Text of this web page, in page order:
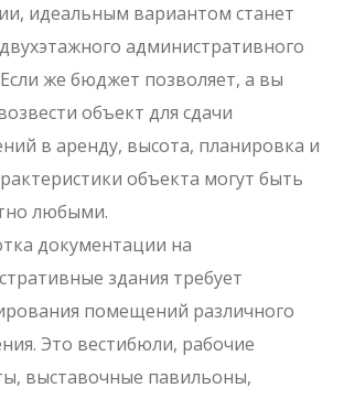
идеальным вариантом станет
административного
же бюджет позволяет, а вы
объект для сдачи
в аренду, высота, планировка и
объекта могут быть
любыми.
документации на
здания требует
помещений различного
Это вестибюли, рабочие
выставочные павильоны,